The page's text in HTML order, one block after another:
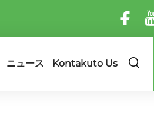
ニュース Kontakuto Us